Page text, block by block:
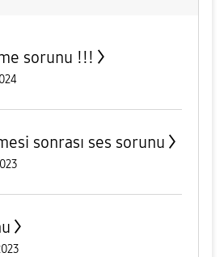
sorunu !!!
sonrası ses sorunu